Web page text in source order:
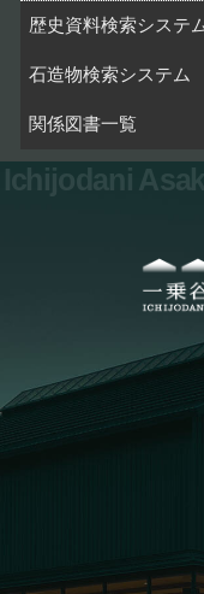
歴史資料検索システ
石造物検索システム
関係図書一覧
Ichijodani